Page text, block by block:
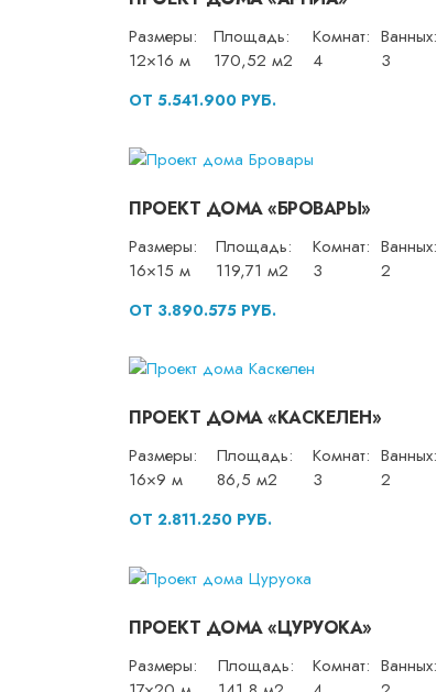
Размеры:
12×16 м
Площадь:
170,52 м2
Комнат:
4
Ванных:
3
ОТ 5.541.900 РУБ.
ПРОЕКТ ДОМА «БРОВАРЫ»
Размеры:
16×15 м
Площадь:
119,71 м2
Комнат:
3
Ванных:
2
ОТ 3.890.575 РУБ.
ПРОЕКТ ДОМА «КАСКЕЛЕН»
Размеры:
16×9 м
Площадь:
86,5 м2
Комнат:
3
Ванных:
2
ОТ 2.811.250 РУБ.
ПРОЕКТ ДОМА «ЦУРУОКА»
Размеры:
Площадь:
Комнат: Ванных: